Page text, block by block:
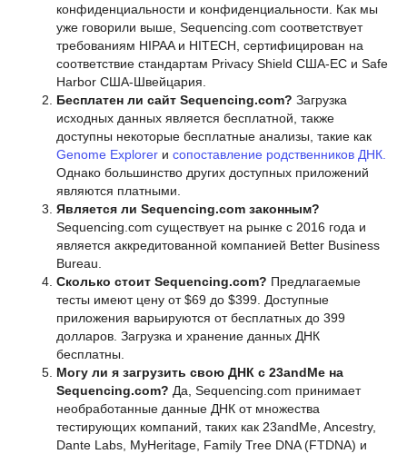
конфиденциальности и конфиденциальности. Как мы
уже говорили выше, Sequencing.com соответствует
требованиям HIPAA и HITECH, сертифицирован на
соответствие стандартам Privacy Shield США-ЕС и Safe
Harbor США-Швейцария.
Бесплатен ли сайт Sequencing.com? Загрузка
исходных данных является бесплатной, также
доступны некоторые бесплатные анализы, такие как
Genome Explorer и сопоставление родственников ДНК.
Однако большинство других доступных приложений
являются платными.
Является ли Sequencing.com законным?
Sequencing.com существует на рынке с 2016 года и
является аккредитованной компанией Better Business
Bureau.
Сколько стоит Sequencing.com? Предлагаемые
тесты имеют цену от $69 до $399. Доступные
приложения варьируются от бесплатных до 399
долларов. Загрузка и хранение данных ДНК
бесплатны.
Могу ли я загрузить свою ДНК с 23andMe на
Sequencing.com? Да, Sequencing.com принимает
необработанные данные ДНК от множества
тестирующих компаний, таких как 23andMe, Ancestry,
Dante Labs, MyHeritage, Family Tree DNA (FTDNA) и